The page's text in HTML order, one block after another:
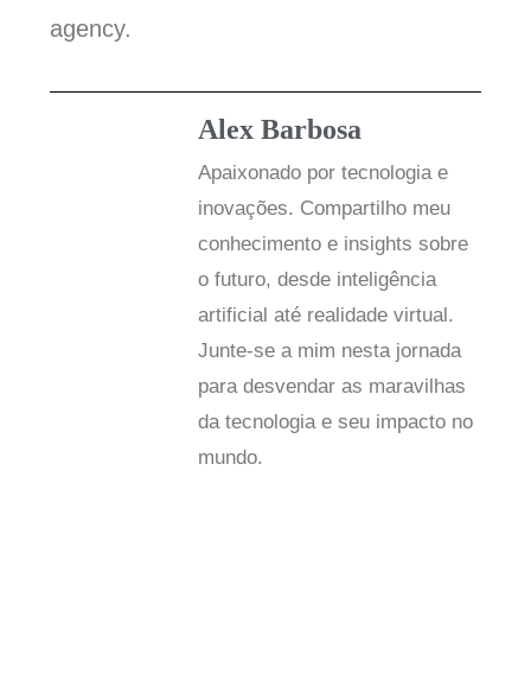
agency.
Alex Barbosa
Apaixonado por tecnologia e
inovações. Compartilho meu
conhecimento e insights sobre
o futuro, desde inteligência
artificial até realidade virtual.
Junte-se a mim nesta jornada
para desvendar as maravilhas
da tecnologia e seu impacto no
mundo.